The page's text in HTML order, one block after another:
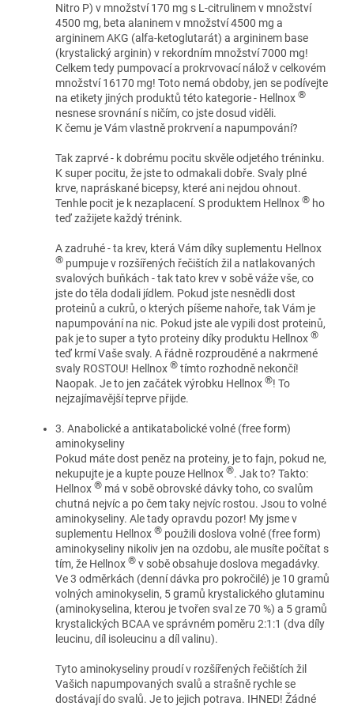
Nitro P) v množství 170 mg s L-citrulinem v množství
4500 mg, beta alaninem v množství 4500 mg a
argininem AKG (alfa-ketoglutarát) a argininem base
(krystalický arginin) v rekordním množství 7000 mg!
Celkem tedy pumpovací a prokrvovací nálož v celkovém
množství 16170 mg! Toto nemá obdoby, jen se podívejte
na etikety jiných produktů této kategorie - Hellnox ®
nesnese srovnání s ničím, co jste dosud viděli.
K čemu je Vám vlastně prokrvení a napumpování?
Tak zaprvé - k dobrému pocitu skvěle odjetého tréninku.
K super pocitu, že jste to odmakali dobře. Svaly plné
krve, napráskané bicepsy, které ani nejdou ohnout.
Tenhle pocit je k nezaplacení. S produktem Hellnox ® ho
teď zažijete každý trénink.
A zadruhé - ta krev, která Vám díky suplementu Hellnox
® pumpuje v rozšířených řečištích žil a natlakovaných
svalových buňkách - tak tato krev v sobě váže vše, co
jste do těla dodali jídlem. Pokud jste nesnědli dost
proteinů a cukrů, o kterých píšeme nahoře, tak Vám je
napumpování na nic. Pokud jste ale vypili dost proteinů,
pak je to super a tyto proteiny díky produktu Hellnox ®
teď krmí Vaše svaly. A řádně rozprouděné a nakrmené
svaly ROSTOU! Hellnox ® tímto rozhodně nekončí!
Naopak. Je to jen začátek výrobku Hellnox ®! To
nejzajímavější teprve přijde.
3. Anabolické a antikatabolické volné (free form)
aminokyseliny
Pokud máte dost peněz na proteiny, je to fajn, pokud ne,
nekupujte je a kupte pouze Hellnox ®. Jak to? Takto:
Hellnox ® má v sobě obrovské dávky toho, co svalům
chutná nejvíc a po čem taky nejvíc rostou. Jsou to volné
aminokyseliny. Ale tady opravdu pozor! My jsme v
suplementu Hellnox ® použili doslova volné (free form)
aminokyseliny nikoliv jen na ozdobu, ale musíte počítat s
tím, že Hellnox ® v sobě obsahuje doslova megadávky.
Ve 3 odměrkách (denní dávka pro pokročilé) je 10 gramů
volných aminokyselin, 5 gramů krystalického glutaminu
(aminokyselina, kterou je tvořen sval ze 70 %) a 5 gramů
krystalických BCAA ve správném poměru 2:1:1 (dva díly
leucinu, díl isoleucinu a díl valinu).
Tyto aminokyseliny proudí v rozšířených řečištích žil
Vašich napumpovaných svalů a strašně rychle se
dostávají do svalů. Je to jejich potrava. IHNED! Žádné